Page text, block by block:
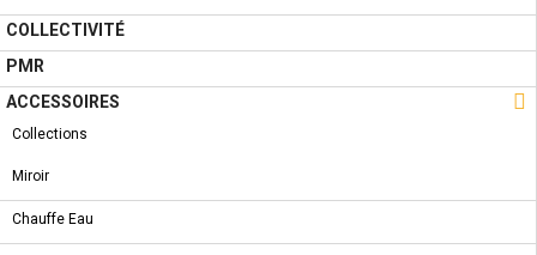
COLLECTIVITÉ
PMR
ACCESSOIRES

Collections
Miroir
Chauffe Eau
Condition de livraison
Conditions Générales de Vente
Conditions Générales d'utilisation
Promotions
Destockage